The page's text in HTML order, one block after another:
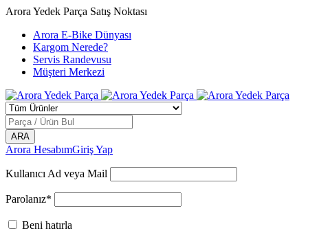
Arora Yedek Parça Satış Noktası
Arora E-Bike Dünyası
Kargom Nerede?
Servis Randevusu
Müşteri Merkezi
Arora HesabımGiriş Yap
Kullanıcı Ad veya Mail
Parolanız*
Beni hatırla